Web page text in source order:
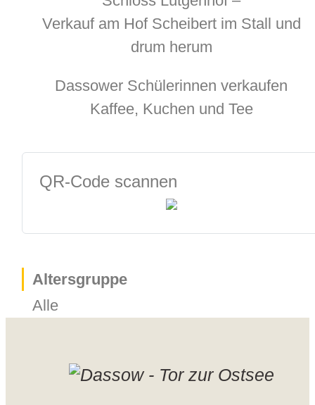
Verkauf am Hof Scheibert im Stall und
drum herum
Dassower Schülerinnen verkaufen
Kaffee, Kuchen und Tee
QR-Code scannen
Altersgruppe
Alle